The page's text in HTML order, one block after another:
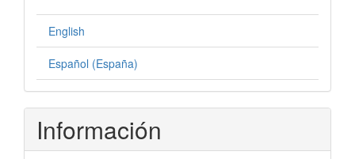
English
Español (España)
Información